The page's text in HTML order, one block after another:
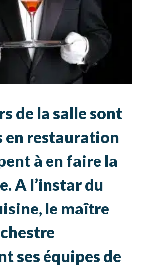
de la salle sont
en restauration
à en faire la
A l’instar du
le maître
ses équipes de